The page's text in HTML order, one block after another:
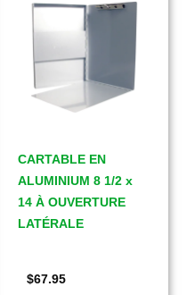
CARTABLE EN
ALUMINIUM 8 1/2 x
14 À OUVERTURE
LATÉRALE
$67.95